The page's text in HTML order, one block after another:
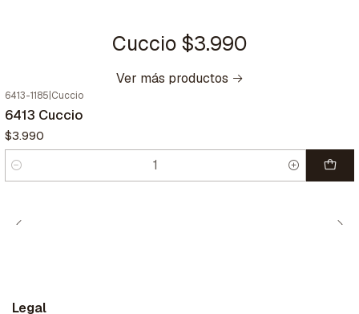
Cuccio $3.990
Ver más productos
6413-1185 Cuccio
6413 Cuccio
$3.990
Cantidad
Legal